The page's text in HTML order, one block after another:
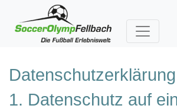
Datenschutzerklärung
1. Datenschutz auf